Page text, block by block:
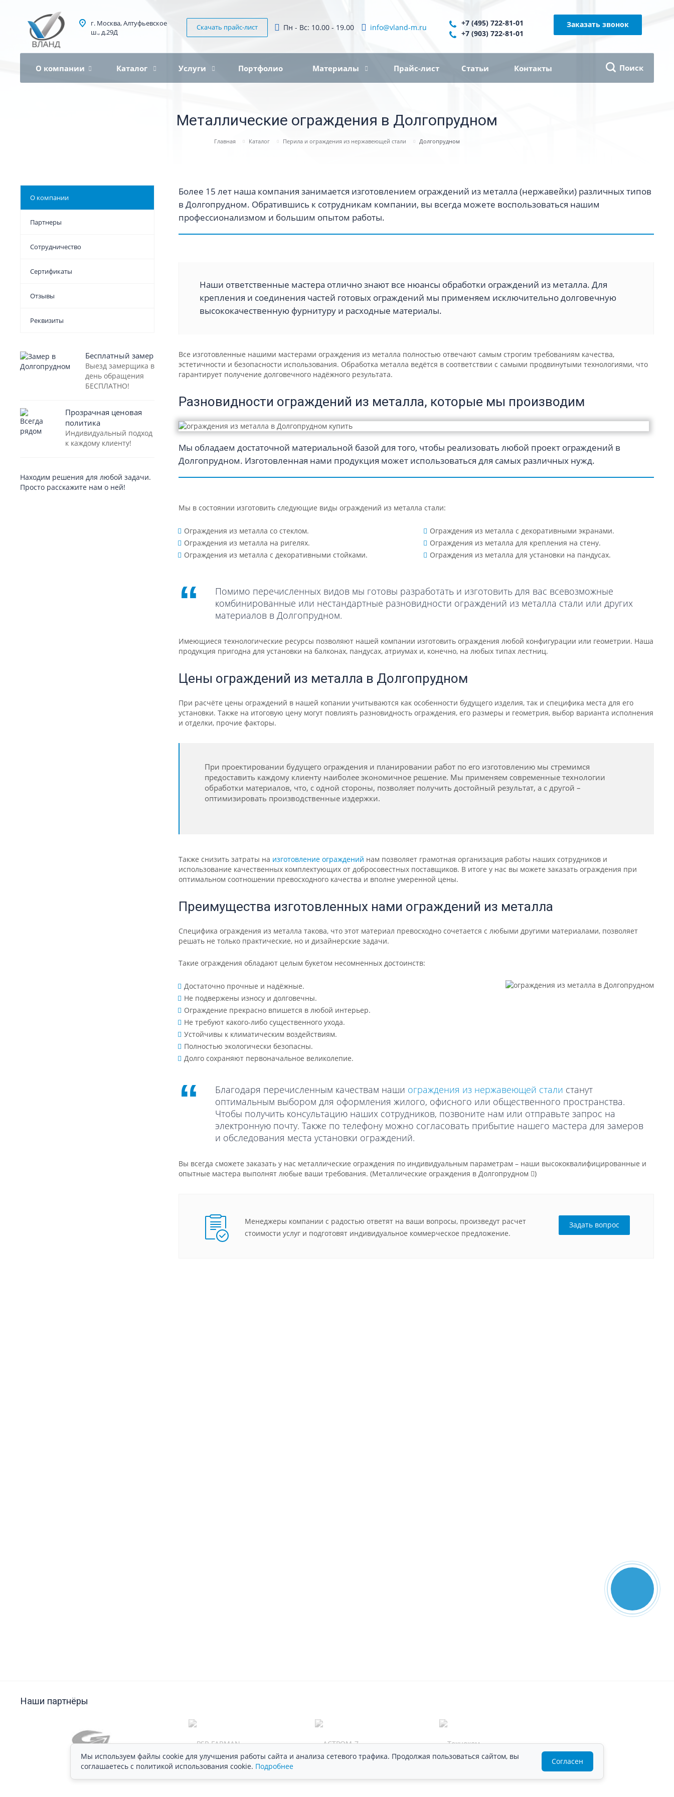
г. Москва, Алтуфьевское
ш., д.29Д
Скачать прайс-лист Пн - Вс: 10.00 - 19.00 info@vland-m.ru
+7 (495) 722-81-01
+7 (903) 722-81-01
Заказать звонок
Поиск
О компании Каталог Услуги Портфолио Материалы Прайс-лист Статьи Контакты
Металлические ограждения в Долгопрудном
Главная Каталог Перила и ограждения из нержавеющей стали Долгопрудном
Более 15 лет наша компания занимается изготовлением ограждений из металла (нержавейки) различных типов
в Долгопрудном. Обратившись к сотрудникам компании, вы всегда можете воспользоваться нашим
профессионализмом и большим опытом работы.
Наши ответственные мастера отлично знают все нюансы обработки ограждений из металла. Для
крепления и соединения частей готовых ограждений мы применяем исключительно долговечную
высококачественную фурнитуру и расходные материалы.
Все изготовленные нашими мастерами ограждения из металла полностью отвечают самым строгим требованиям качества,
эстетичности и безопасности использования. Обработка металла ведётся в соответствии с самыми продвинутыми технологиями, что
гарантирует получение долговечного надёжного результата.
Разновидности ограждений из металла, которые мы производим
Мы обладаем достаточной материальной базой для того, чтобы реализовать любой проект ограждений в
Долгопрудном. Изготовленная нами продукция может использоваться для самых различных нужд.
Мы в состоянии изготовить следующие виды ограждений из металла стали:
Ограждения из металла со стеклом.
Ограждения из металла на ригелях.
Ограждения из металла с декоративными стойками.
Ограждения из металла с декоративными экранами.
Ограждения из металла для крепления на стену.
Ограждения из металла для установки на пандусах.
Помимо перечисленных видов мы готовы разработать и изготовить для вас всевозможные
комбинированные или нестандартные разновидности ограждений из металла стали или других
материалов в Долгопрудном.
Имеющиеся технологические ресурсы позволяют нашей компании изготовить ограждения любой конфигурации или геометрии. Наша
продукция пригодна для установки на балконах, пандусах, атриумах и, конечно, на любых типах лестниц.
Цены ограждений из металла в Долгопрудном
При расчёте цены ограждений в нашей копании учитываются как особенности будущего изделия, так и специфика места для его
установки. Также на итоговую цену могут повлиять разновидность ограждения, его размеры и геометрия, выбор варианта исполнения
и отделки, прочие факторы.
При проектировании будущего ограждения и планировании работ по его изготовлению мы стремимся
предоставить каждому клиенту наиболее экономичное решение. Мы применяем современные технологии
обработки материалов, что, с одной стороны, позволяет получить достойный результат, а с другой –
оптимизировать производственные издержки.
Также снизить затраты на изготовление ограждений нам позволяет грамотная организация работы наших сотрудников и
использование качественных комплектующих от добросовестных поставщиков. В итоге у нас вы можете заказать ограждения при
оптимальном соотношении превосходного качества и вполне умеренной цены.
Преимущества изготовленных нами ограждений из металла
Специфика ограждения из металла такова, что этот материал превосходно сочетается с любыми другими материалами, позволяет
решать не только практические, но и дизайнерские задачи.
Такие ограждения обладают целым букетом несомненных достоинств:
Достаточно прочные и надёжные.
Не подвержены износу и долговечны.
Ограждение прекрасно впишется в любой интерьер.
Не требуют какого-либо существенного ухода.
Устойчивы к климатическим воздействиям.
Полностью экологически безопасны.
Долго сохраняют первоначальное великолепие.
Благодаря перечисленным качествам наши ограждения из нержавеющей стали станут
оптимальным выбором для оформления жилого, офисного или общественного пространства.
Чтобы получить консультацию наших сотрудников, позвоните нам или отправьте запрос на
электронную почту. Также по телефону можно согласовать прибытие нашего мастера для замеров
и обследования места установки ограждений.
Вы всегда сможете заказать у нас металлические ограждения по индивидуальным параметрам – наши высококвалифицированные и
опытные мастера выполнят любые ваши требования. (Металлические ограждения в Долгопрудном )
Менеджеры компании с радостью ответят на ваши вопросы, произведут расчет
стоимости услуг и подготовят индивидуальное коммерческое предложение.
Задать вопрос
О компании
Партнеры
Сотрудничество
Сертификаты
Отзывы
Реквизиты
Бесплатный замер
Выезд замерщика в
день обращения
БЕСПЛАТНО!
Прозрачная ценовая
политика
Индивидуальный подход
к каждому клиенту!
Находим решения для любой задачи.
Просто расскажите нам о ней!
Наши партнёры
Мы используем файлы cookie для улучшения работы сайта и анализа сетевого трафика. Продолжая пользоваться сайтом, вы
соглашаетесь с политикой использования cookie. Подробнее
Согласен